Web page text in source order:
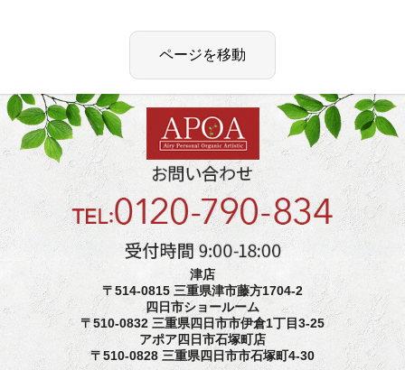
津店
〒514-0815 三重県津市藤方1704-2
四日市ショールーム
〒510-0832 三重県四日市市伊倉1丁目3-25
アポア四日市石塚町店
〒510-0828 三重県四日市市石塚町4-30